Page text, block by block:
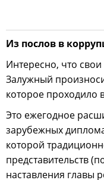
Из послов в
Интересно, что
Залужный
которое проходило
Это ежегодное
зарубежных
которой
представительств
наставления главы